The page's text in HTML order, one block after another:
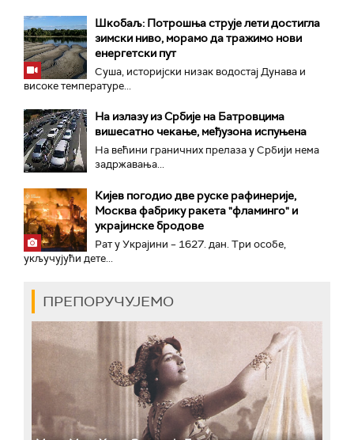
Шкобаљ: Потрошња струје лети достигла
зимски ниво, морамо да тражимо нови
енергетски пут
Суша, историјски низак водостај Дунава и
високе температуре...
На излазу из Србије на Батровцима
вишесатно чекање, међузона испуњена
На већини граничних прелаза у Србији нема
задржавања...
Кијев погодио две руске рафинерије,
Москва фабрику ракета "фламинго" и
украјинске бродове
Рат у Украјини – 1627. дан. Три особе,
укључујући дете...
ПРЕПОРУЧУЈЕМО